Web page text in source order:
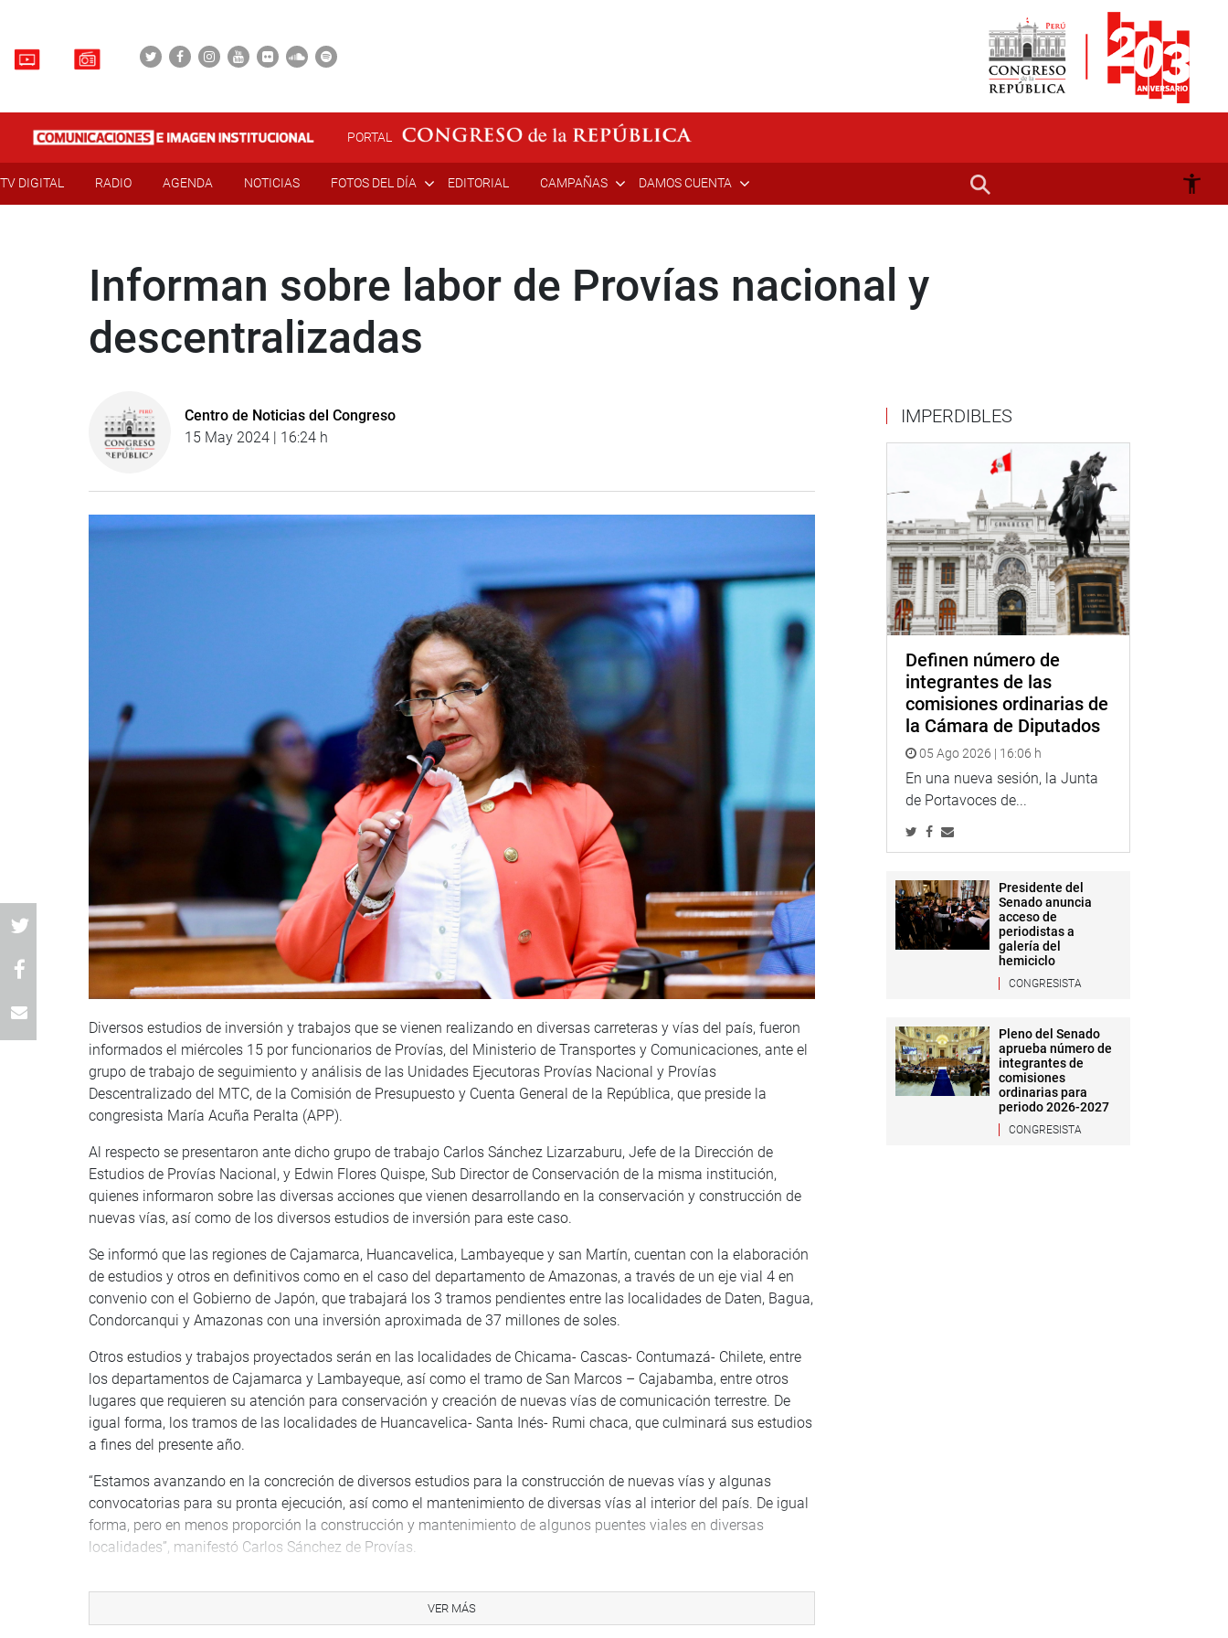
PORTAL
TV DIGITAL RADIO AGENDA NOTICIAS FOTOS DEL DÍA EDITORIAL CAMPAÑAS DAMOS CUENTA
Informan sobre labor de Provías nacional y
descentralizadas
Centro de Noticias del Congreso
15 May 2024 | 16:24 h
Diversos estudios de inversión y trabajos que se vienen realizando en diversas carreteras y vías del país, fueron
informados el miércoles 15 por funcionarios de Provías, del Ministerio de Transportes y Comunicaciones, ante el
grupo de trabajo de seguimiento y análisis de las Unidades Ejecutoras Provías Nacional y Provías
Descentralizado del MTC, de la Comisión de Presupuesto y Cuenta General de la República, que preside la
congresista María Acuña Peralta (APP).
Al respecto se presentaron ante dicho grupo de trabajo Carlos Sánchez Lizarzaburu, Jefe de la Dirección de
Estudios de Provías Nacional, y Edwin Flores Quispe, Sub Director de Conservación de la misma institución,
quienes informaron sobre las diversas acciones que vienen desarrollando en la conservación y construcción de
nuevas vías, así como de los diversos estudios de inversión para este caso.
Se informó que las regiones de Cajamarca, Huancavelica, Lambayeque y san Martín, cuentan con la elaboración
de estudios y otros en definitivos como en el caso del departamento de Amazonas, a través de un eje vial 4 en
convenio con el Gobierno de Japón, que trabajará los 3 tramos pendientes entre las localidades de Daten, Bagua,
Condorcanqui y Amazonas con una inversión aproximada de 37 millones de soles.
Otros estudios y trabajos proyectados serán en las localidades de Chicama- Cascas- Contumazá- Chilete, entre
los departamentos de Cajamarca y Lambayeque, así como el tramo de San Marcos – Cajabamba, entre otros
lugares que requieren su atención para conservación y creación de nuevas vías de comunicación terrestre. De
igual forma, los tramos de las localidades de Huancavelica- Santa Inés- Rumi chaca, que culminará sus estudios
a fines del presente año.
“Estamos avanzando en la concreción de diversos estudios para la construcción de nuevas vías y algunas
convocatorias para su pronta ejecución, así como el mantenimiento de diversas vías al interior del país. De igual
forma, pero en menos proporción la construcción y mantenimiento de algunos puentes viales en diversas
localidades”, manifestó Carlos Sánchez de Provías.
ejecución, actualización de estudios definitivos, convocatorias, arbitrajes, servicios de gestión y mejoramiento,
conservación de vías
VER MÁS
IMPERDIBLES
Definen número de
integrantes de las
comisiones ordinarias de
la Cámara de Diputados
05 Ago 2026 | 16:06 h
En una nueva sesión, la Junta
de Portavoces de...
Presidente del
Senado anuncia
acceso de
periodistas a
galería del
hemiciclo
CONGRESISTA
Pleno del Senado
aprueba número de
integrantes de
comisiones
ordinarias para
periodo 2026-2027
CONGRESISTA